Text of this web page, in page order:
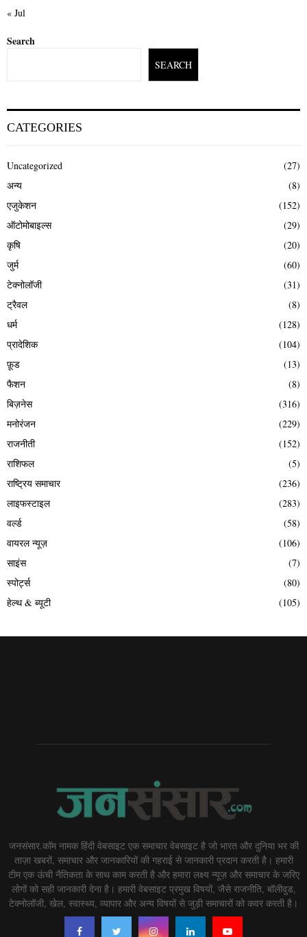
« Jul
Search
SEARCH
CATEGORIES
Uncategorized
(27)
अन्य
(8)
एजुकेशन
(152)
ऑटोमोबाइल्स
(29)
कृषि
(20)
जुर्म
(60)
टेक्नोलॉजी
(31)
ट्रैवल
(8)
धर्म
(128)
प्रादेशिक
(104)
फ़ूड
(13)
फैशन
(8)
बिज़नेस
(316)
मनोरंजन
(229)
राजनीती
(152)
राशिफल
(5)
राष्ट्रिय समाचार
(236)
लाइफस्टाइल
(283)
वर्ल्ड
(58)
वायरल न्यूज़
(106)
साइंस
(7)
स्पोर्ट्स
(80)
हेल्थ & ब्यूटी
(105)
जनसंसार.कॉम नामक हिंदी वेबसाइट एक समाचार वेबसाइट है जो भारत और दुनिया भर की
ताज़ा खबरों, समाचार और जानकारियों की गहराई से जानकारी प्रदान करती है। हमारी
टीम एक ऊंची नैतिकता के साथ काम करती है और हमारा लक्ष्य न्यूज़ और समाचार के जरिए
लोगों को सही जानकारी देना है। हमारी वेबसाइट प्रमुख विषयों, जैसे राजनीति, बॉलीवुड,
टेक्नोलॉजी, खेल, स्वास्थ्य, व्यापार और अन्य विषयों से जुड़ी समाचारों को कवर करती है।